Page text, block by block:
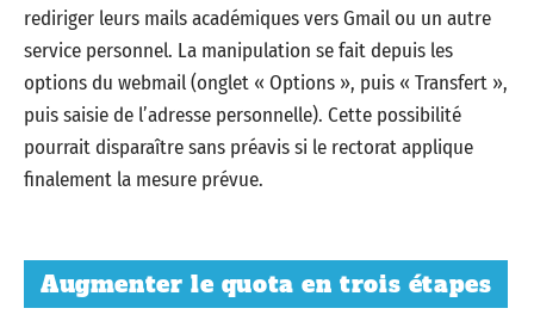
rediriger leurs mails académiques vers Gmail ou un autre
service personnel. La manipulation se fait depuis les
options du webmail (onglet « Options », puis « Transfert »,
puis saisie de l’adresse personnelle). Cette possibilité
pourrait disparaître sans préavis si le rectorat applique
finalement la mesure prévue.
Augmenter le quota en trois étapes